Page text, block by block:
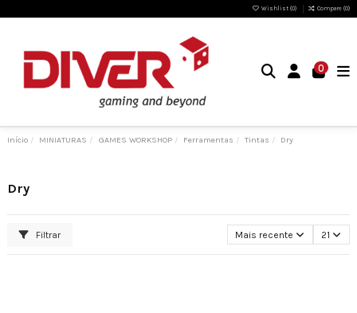
Wishlist (0) Compare (0)
0
Início MINIATURAS GAMES WORKSHOP Ferramentas Tintas Dry
Dry
Filtrar Mais recente 21